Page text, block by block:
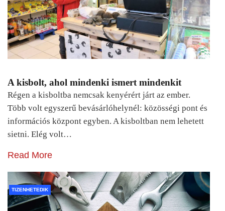
A kisbolt, ahol mindenki ismert mindenkit
Régen a kisboltba nemcsak kenyérért járt az ember.
Több volt egyszerű bevásárlóhelynél: közösségi pont és
információs központ egyben. A kisboltban nem lehetett
sietni. Elég volt…
Read More
TIZENHETEDIK